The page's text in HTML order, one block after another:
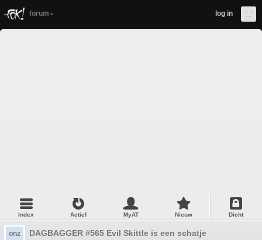
forum log in
Index Actief MyAT Nieuw Dicht
onz DAGBAGGER #565 Evil Skittle is een schatje